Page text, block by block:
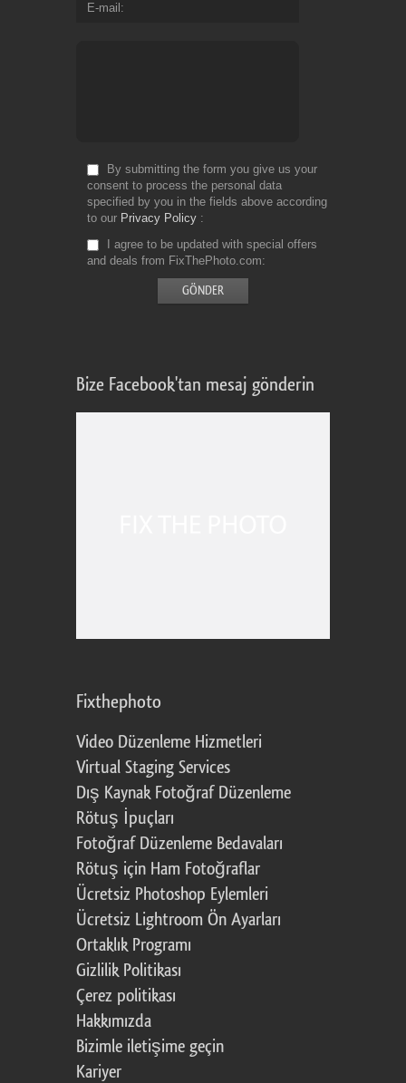
E-mail
By submitting the form you give us your
consent to process the personal data
specified by you in the fields above according
to our Privacy Policy
I agree to be updated with special offers
and deals from FixThePhoto.com
Bize Facebook'tan mesaj gönderin
Fixthephoto
Video Düzenleme Hizmetleri
Virtual Staging Services
Dış Kaynak Fotoğraf Düzenleme
Rötuş İpuçları
Fotoğraf Düzenleme Bedavaları
Rötuş için Ham Fotoğraflar
Ücretsiz Photoshop Eylemleri
Ücretsiz Lightroom Ön Ayarları
Ortaklık Programı
Gizlilik Politikası
Çerez politikası
Hakkımızda
Bizimle iletişime geçin
Kariyer